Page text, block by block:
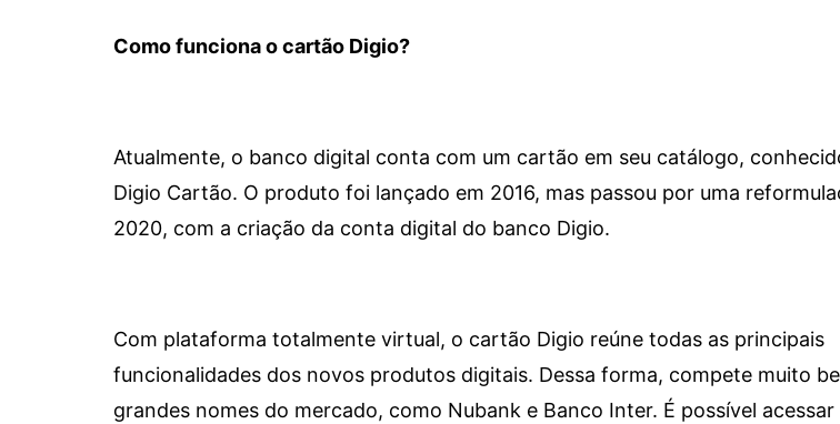
Como funciona o cartão Digio?
Atualmente, o banco digital conta com um cartão em seu catálogo,
Digio Cartão. O produto foi lançado em 2016, mas passou por uma
2020, com a criação da conta digital do banco Digio.
Com plataforma totalmente virtual, o cartão Digio reúne todas as principais
funcionalidades dos novos produtos digitais. Dessa forma, compete muito
grandes nomes do mercado, como Nubank e Banco Inter. É possível acessar